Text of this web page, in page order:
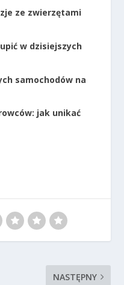
ze zwierzętami
w dzisiejszych
samochodów na
jak unikać
NASTĘPNY